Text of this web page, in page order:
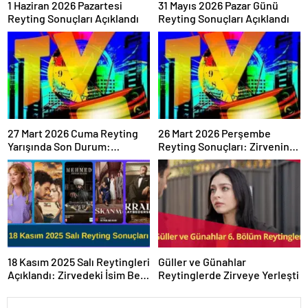
1 Haziran 2026 Pazartesi
Reyting Sonuçları Açıklandı
31 Mayıs 2026 Pazar Günü
Reyting Sonuçları Açıklandı
27 Mart 2026 Cuma Reyting
Yarışında Son Durum:
Sonuçlar Belli Oldu mu?
26 Mart 2026 Perşembe
Reyting Sonuçları: Zirvenin
Sahibi Belli Oldu!
18 Kasım 2025 Salı Reytingleri
Açıklandı: Zirvedeki İsim Belli
Güller ve Günahlar
Reytinglerde Zirveye Yerleşti